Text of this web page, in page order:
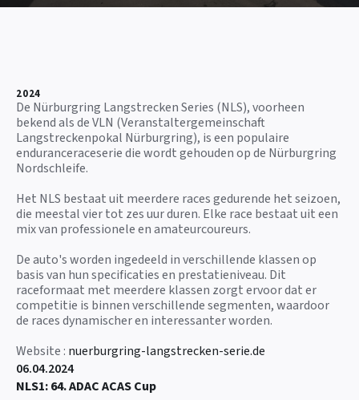
2024
De Nürburgring Langstrecken Series (NLS), voorheen
bekend als de VLN (Veranstaltergemeinschaft
Langstreckenpokal Nürburgring), is een populaire
enduranceraceserie die wordt gehouden op de Nürburgring
Nordschleife.
Het NLS bestaat uit meerdere races gedurende het seizoen,
die meestal vier tot zes uur duren. Elke race bestaat uit een
mix van professionele en amateurcoureurs.
De auto's worden ingedeeld in verschillende klassen op
basis van hun specificaties en prestatieniveau. Dit
raceformaat met meerdere klassen zorgt ervoor dat er
competitie is binnen verschillende segmenten, waardoor
de races dynamischer en interessanter worden.
Website : nuerburgring-langstrecken-serie.de
06.04.2024
NLS1: 64. ADAC ACAS Cup